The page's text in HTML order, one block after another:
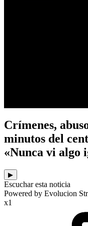
Crímenes,
minutos del
«Nunca vi algo
▶
Escuchar esta noticia
Powered by Evolucion
x1